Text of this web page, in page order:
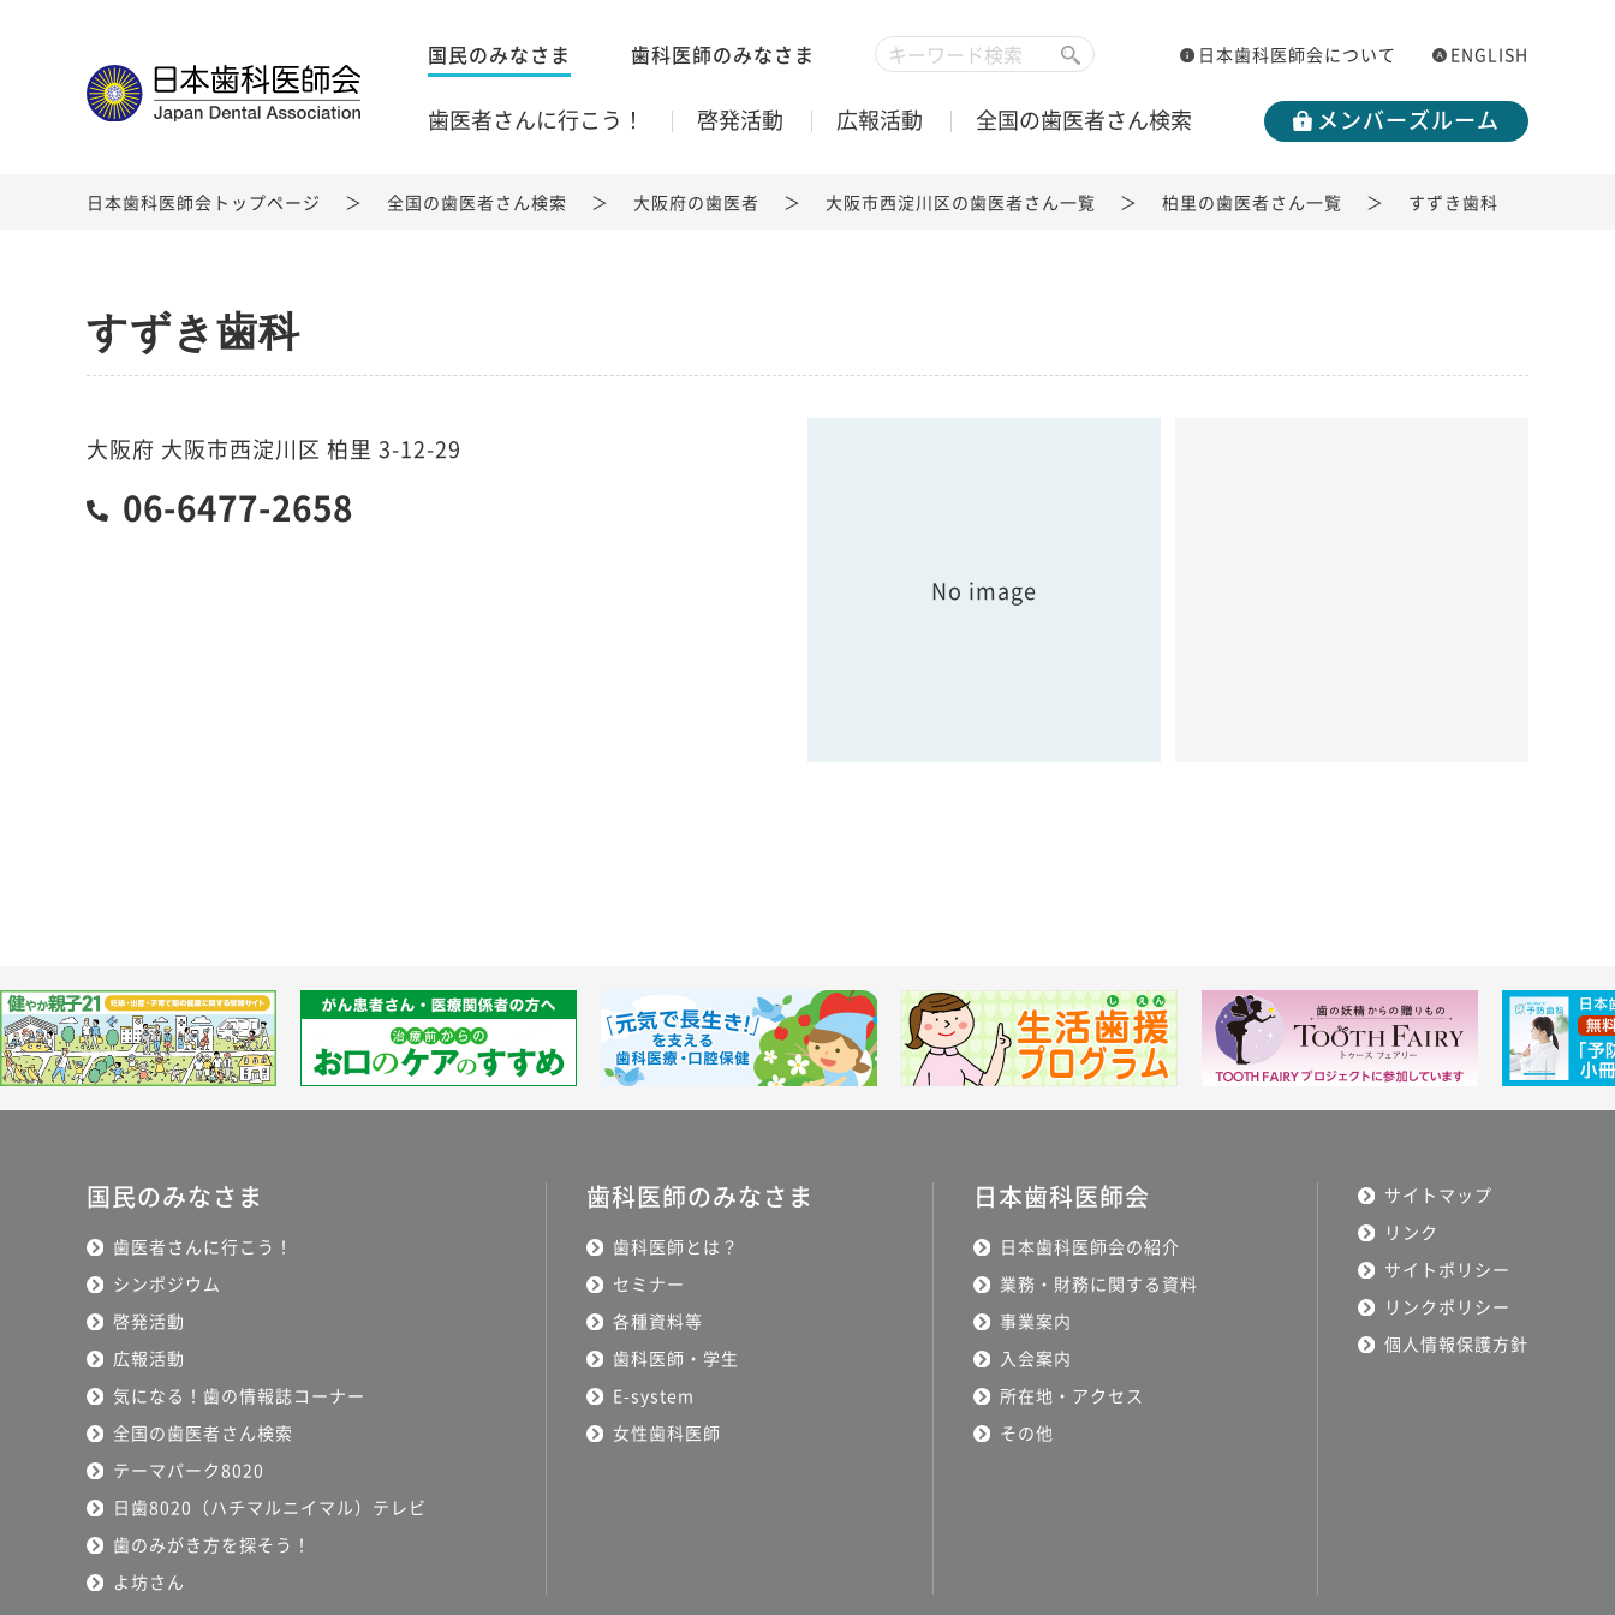
国民のみなさま 歯科医師のみなさま 日本歯科医師会について ENGLISH
歯医者さんに行こう！ 啓発活動 広報活動 全国の歯医者さん検索 メンバーズルーム
日本歯科医師会トップページ 全国の歯医者さん検索 大阪府の歯医者 大阪市西淀川区の歯医者さん一覧 柏里の歯医者さん一覧 すずき歯科
すずき歯科
大阪府 大阪市西淀川区 柏里 3-12-29
06-6477-2658
No image
国民のみなさま
歯医者さんに行こう！
シンポジウム
啓発活動
広報活動
気になる！歯の情報誌コーナー
全国の歯医者さん検索
テーマパーク8020
日歯8020（ハチマルニイマル）テレビ
歯のみがき方を探そう！
よ坊さん
歯科医師のみなさま
歯科医師とは？
セミナー
各種資料等
歯科医師・学生
E-system
女性歯科医師
日本歯科医師会
日本歯科医師会の紹介
業務・財務に関する資料
事業案内
入会案内
所在地・アクセス
その他
サイトマップ
リンク
サイトポリシー
リンクポリシー
個人情報保護方針